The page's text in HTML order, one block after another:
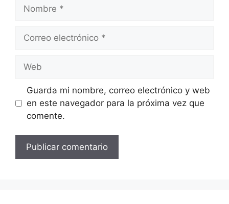
electrónico
Guarda mi nombre, correo electrónico y web
en este navegador para la próxima vez que
comente.